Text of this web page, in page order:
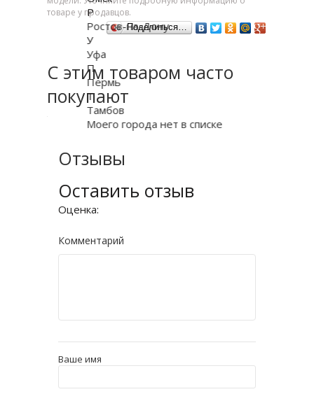
товаре у продавцов.
Поделиться…
С этим товаром часто
покупают
Отзывы
Оставить отзыв
Оценка:
Комментарий
Ваше имя
Р
Ростов-на-Дону
У
Уфа
П
Пермь
Т
Тамбов
Моего города нет в списке